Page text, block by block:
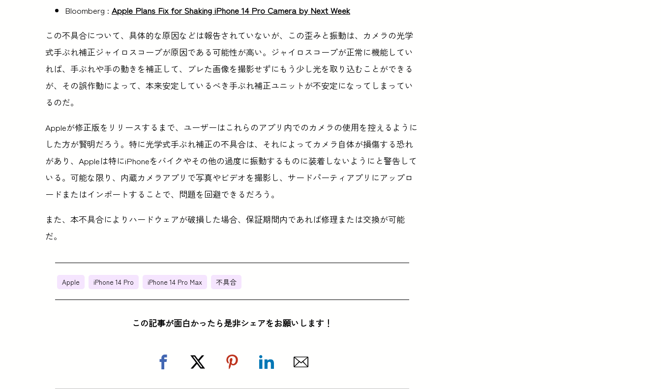
Bloomberg : Apple Plans Fix for Shaking iPhone 14 Pro Camera by Next Week
この不具合について、具体的な原因などは報告されていないが、この歪みと振動は、カメラの光学
式手ぶれ補正ジャイロスコープが原因である可能性が高い。ジャイロスコープが正常に機能してい
れば、手ぶれや手の動きを補正して、ブレた画像を撮影せずにもう少し光を取り込むことができる
が、その誤作動によって、本来安定しているべき手ぶれ補正ユニットが不安定になってしまってい
るのだ。
Appleが修正版をリリースするまで、ユーザーはこれらのアプリ内でのカメラの使用を控えるように
した方が賢明だろう。特に光学式手ぶれ補正の不具合は、それによってカメラ自体が損傷する恐れ
があり、Appleは特にiPhoneをバイクやその他の過度に振動するものに装着しないようにと警告して
いる。可能な限り、内蔵カメラアプリで写真やビデオを撮影し、サードパーティアプリにアップロ
ードまたはインポートすることで、問題を回避できるだろう。
また、本不具合によりハードウェアが破損した場合、保証期間内であれば修理または交換が可能
だ。
Apple iPhone 14 Pro iPhone 14 Pro Max 不具合
この記事が面白かったら是非シェアをお願いします！